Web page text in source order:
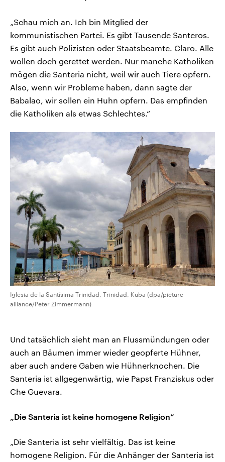
„Schau mich an. Ich bin Mitglied der
kommunistischen Partei. Es gibt Tausende Santeros.
Es gibt auch Polizisten oder Staatsbeamte. Claro. Alle
wollen doch gerettet werden. Nur manche Katholiken
mögen die Santeria nicht, weil wir auch Tiere opfern.
Also, wenn wir Probleme haben, dann sagte der
Babalao, wir sollen ein Huhn opfern. Das empfinden
die Katholiken als etwas Schlechtes.“
Iglesia de la Santísima Trinidad, Trinidad, Kuba (dpa/picture
alliance/Peter Zimmermann)
Und tatsächlich sieht man an Flussmündungen oder
auch an Bäumen immer wieder geopferte Hühner,
aber auch andere Gaben wie Hühnerknochen. Die
Santeria ist allgegenwärtig, wie Papst Franziskus oder
Che Guevara.
„Die Santeria ist keine homogene Religion“
„Die Santeria ist sehr vielfältig. Das ist keine
homogene Religion. Für die Anhänger der Santeria ist